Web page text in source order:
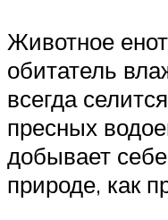
Животное
обитатель
всегда
пресных
добывает
природе, как